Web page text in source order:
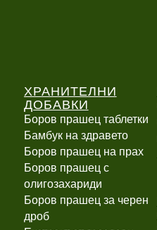
ХРАНИТЕЛНИ
ДОБАВКИ
Боров прашец таблетки
Бамбук на здравето
Боров прашец на прах
Боров прашец с
олигозахариди
Боров прашец за черен
дроб